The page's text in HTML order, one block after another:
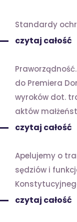
Standardy
czytaj całość
do Premiera
wyroków dot.
aktów
czytaj całość
Apelujemy o
sędziów i
czytaj całość